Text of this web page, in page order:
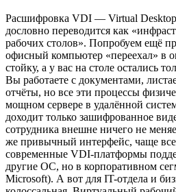
Расшифровка VDI — Virtual Desktop
дословно переводится как
рабочих столов». Попробуем ещё
офисный компьютер «переехал» в
стойку, а у вас на столе остались
Вы работаете с документами,
отчёты, но все эти процессы
мощном сервере в удалённой
доходит только зашифрованное
сотрудника внешне ничего не
же привычный интерфейс, чаще
современные VDI-платформы
другие ОС, но в корпоративном
Microsoft). А вот для IT-отдела и